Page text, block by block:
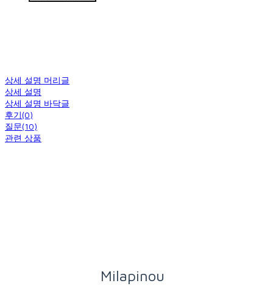
상세 설명 머리글
상세 설명
상세 설명 바닥글
후기(0)
질문(10)
관련 상품
Milapinou